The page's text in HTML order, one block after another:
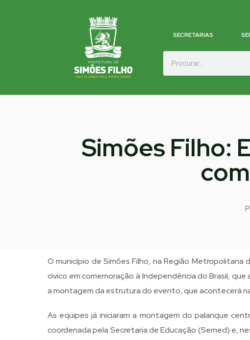
SECRETARIAS
Simões Filho:
O município de Simões Filho, na Região
cívico em comemoração à Independência do Brasil,
a montagem da estrutura do evento, que acontecerá
As equipes já iniciaram a montagem do palanque
coordenada pela Secretaria de Educação (Semed) e,